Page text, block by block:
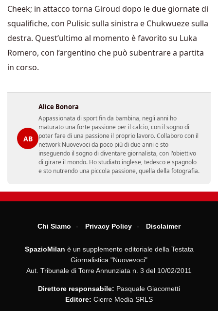
Cheek; in attacco torna Giroud dopo le due giornate di
squalifiche, con Pulisic sulla sinistra e Chukwueze sulla
destra. Quest’ultimo al momento è favorito su Luka
Romero, con l’argentino che può subentrare a partita
in corso.
AB
Alice Bonora
Appassionata di sport fin da bambina, negli anni ho
maturato una forte passione per il calcio, con il sogno di
poter fare di una passione il proprio lavoro. Collaboro con il
network Nuovevoci da poco più di due anni e sto
inseguendo il sogno di diventare giornalista, con l'obiettivo
di girare il mondo. Ho studiato inglese, tedesco e spagnolo
e sto nutrendo una piccola passione, quella della fotografia.
Chi Siamo Privacy Policy Disclaimer
SpazioMilan è un supplemento editoriale della Testata
Giornalistica "Nuovevoci"
Aut. Tribunale di Torre Annunziata n. 3 del 10/02/2011
Direttore responsabile: Pasquale Giacometti
Editore: Cierre Media SRLS